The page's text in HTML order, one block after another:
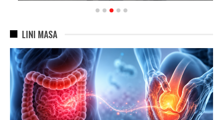
LINI MASA